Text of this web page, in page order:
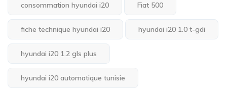
consommation hyundai i20 Fiat 500
fiche technique hyundai i20 hyundai i20 1.0 t-gdi
hyundai i20 1.2 gls plus
hyundai i20 automatique tunisie